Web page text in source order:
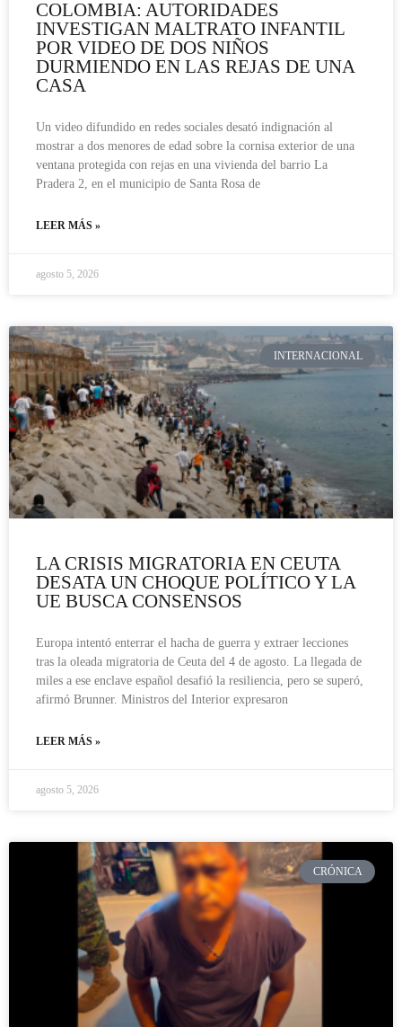
COLOMBIA: AUTORIDADES
INVESTIGAN MALTRATO INFANTIL
POR VIDEO DE DOS NIÑOS
DURMIENDO EN LAS REJAS DE UNA
CASA
Un video difundido en redes sociales desató indignación al
mostrar a dos menores de edad sobre la cornisa exterior de una
ventana protegida con rejas en una vivienda del barrio La
Pradera 2, en el municipio de Santa Rosa de
LEER MÁS »
agosto 5, 2026
INTERNACIONAL
LA CRISIS MIGRATORIA EN CEUTA
DESATA UN CHOQUE POLÍTICO Y LA
UE BUSCA CONSENSOS
Europa intentó enterrar el hacha de guerra y extraer lecciones
tras la oleada migratoria de Ceuta del 4 de agosto. La llegada de
miles a ese enclave español desafió la resiliencia, pero se superó,
afirmó Brunner. Ministros del Interior expresaron
LEER MÁS »
agosto 5, 2026
CRÓNICA